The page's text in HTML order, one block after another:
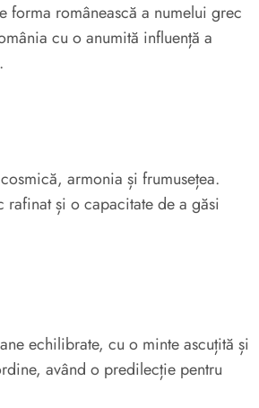
forma românească a numelui grec
cu o anumită influență a
armonia și frumusețea.
rafinat și o capacitate de a găsi
echilibrate, cu o minte ascuțită și
având o predilecție pentru